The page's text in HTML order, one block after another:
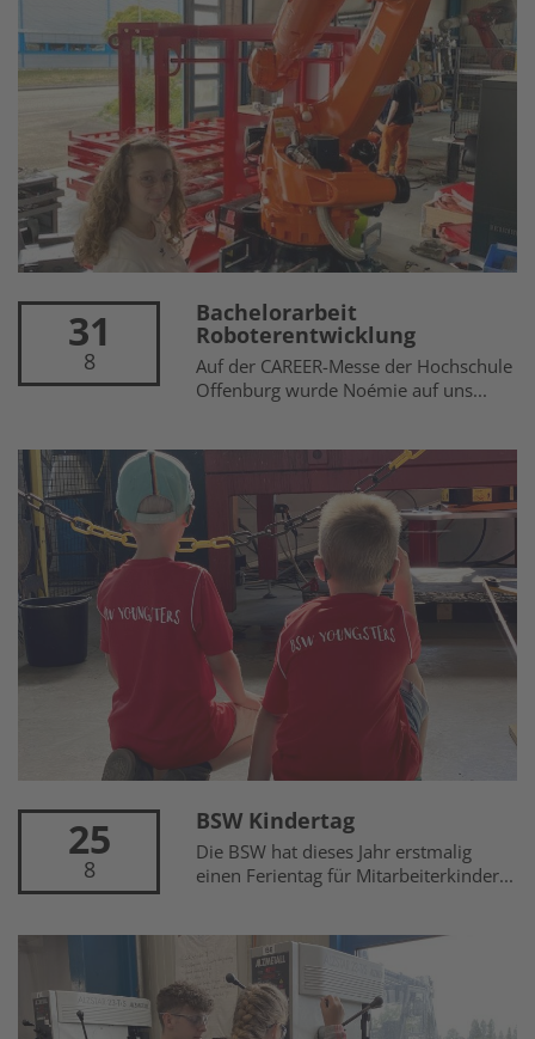
31
8
Bachelorarbeit
Roboterentwicklung
Auf der CAREER-Messe der Hochschule
Offenburg wurde Noémie auf uns...
25
8
BSW Kindertag
Die BSW hat dieses Jahr erstmalig
einen Ferientag für Mitarbeiterkinder...